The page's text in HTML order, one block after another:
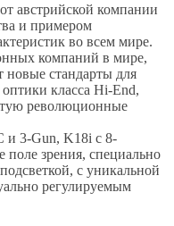
австрийской компании
и примером
во всем мире.
компаний в мире,
новые стандарты для
класса Hi-End,
революционные
и 3-Gun, K18i с 8-
зрения, специально
с уникальной
регулируемым